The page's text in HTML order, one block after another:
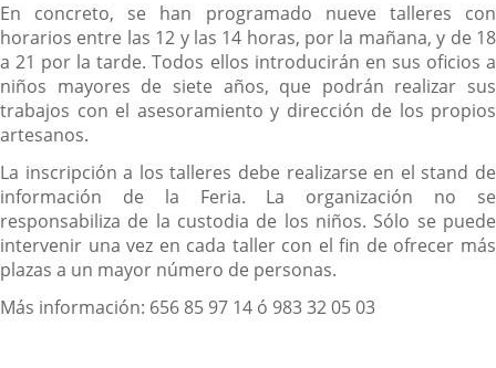
En concreto, se han programado nueve talleres con
horarios entre las 12 y las 14 horas, por la mañana, y de 18
a 21 por la tarde. Todos ellos introducirán en sus oficios a
niños mayores de siete años, que podrán realizar sus
trabajos con el asesoramiento y dirección de los propios
artesanos.
La inscripción a los talleres debe realizarse en el stand de
información de la Feria. La organización no se
responsabiliza de la custodia de los niños. Sólo se puede
intervenir una vez en cada taller con el fin de ofrecer más
plazas a un mayor número de personas.
Más información: 656 85 97 14 ó 983 32 05 03